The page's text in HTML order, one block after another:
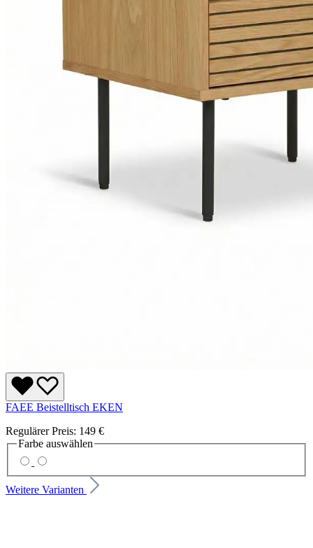
FAEE Beistelltisch EKEN
Regulärer Preis: 149 €
Farbe auswählen
Weitere Varianten